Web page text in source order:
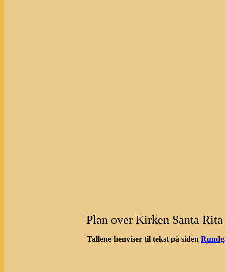
Plan over Kirken Santa
Tallene henviser til tekst på siden